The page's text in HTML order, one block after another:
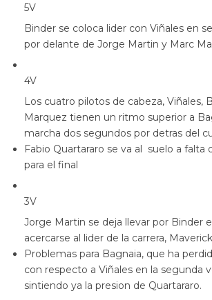
5V
Binder se coloca lider con Viñales en
por delante de Jorge Martin y Marc
4V
Los cuatro pilotos de cabeza, Viñales,
Marquez tienen un ritmo superior a
marcha dos segundos por detras del
Fabio Quartararo se va al suelo a falta
para el final
3V
Jorge Martin se deja llevar por Binder
acercarse al lider de la carrera,
Problemas para Bagnaia, que ha
con respecto a Viñales en la segunda
sintiendo ya la presion de Quartararo.